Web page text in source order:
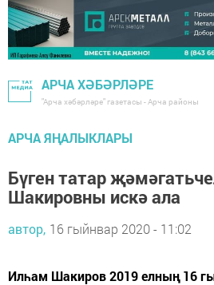
АРЧА ХӘБӘРЛӘРЕ
"Арча хәбәрләре" газетасы - Арча районы
АРЧА ЯҢАЛЫКЛАРЫ
Бүген татар
Шакировны искә ала
автор, 16 гыйнвар 2020 - 11:02
Илһам Шакиров 2019 елның 16